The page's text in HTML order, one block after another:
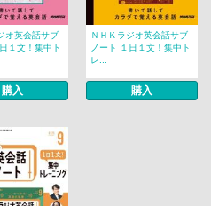
オ英会話サブ
１文！集中ト
購入
ＮＨＫラジオ英会話サブ
ノート １日１文！集中ト
レ...
購入